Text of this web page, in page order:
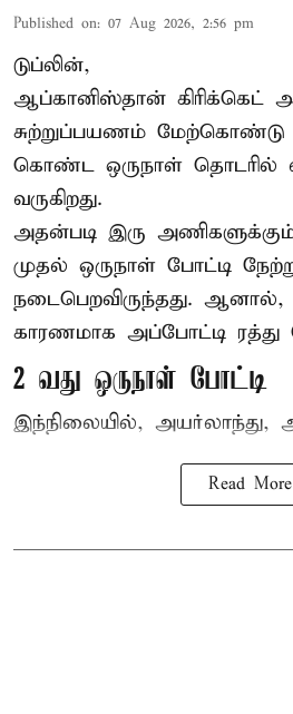
Published on: 07 Aug 2026, 2:56 pm
டுப்லின்,
ஆப்கானிஸ்தான் கிரிக்கெட்
சுற்றுப்பயணம் மேற்கொண்டு
கொண்ட ஒருநாள் தொடரில்
வருகிறது.
அதன்படி இரு
முதல் ஒருநாள் போட்டி
நடைபெறவிருந்தது.
காரணமாக அப்போட்டி ரத்து
2 வது ஒருநாள் போட்டி
இந்நிலையில், அயர்லாந்து,
Read More